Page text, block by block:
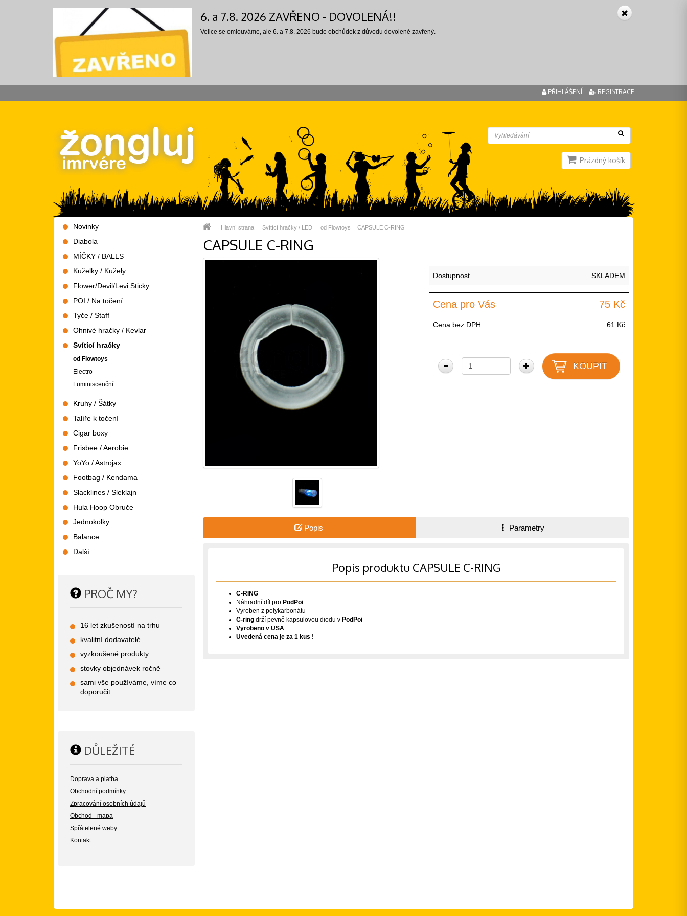
6. a 7.8. 2026 ZAVŘENO - DOVOLENÁ!!
Velice se omlouváme, ale 6. a 7.8. 2026 bude obchůdek z důvodu dovolené zavřený.
PŘIHLÁŠENÍ REGISTRACE
Prázdný košík
Hlavní strana Svítící hračky / LED od Flowtoys CAPSULE C-RING
CAPSULE C-RING
Dostupnost SKLADEM
Cena pro Vás 75 Kč
Cena bez DPH 61 Kč
Popis Parametry
Popis produktu CAPSULE C-RING
C-RING
Náhradní díl pro PodPoi
Vyroben z polykarbonátu
C-ringdrží pevně kapsulovou diodu v PodPoi
Vyrobeno v USA
Uvedená cena je za 1 kus !
Novinky
Diabola
MÍČKY / BALLS
Kuželky / Kužely
Flower/Devil/Levi Sticky
POI / Na točení
Tyče / Staff
Ohnivé hračky / Kevlar
Svítící hračky
od Flowtoys
Electro
Luminiscenční
Kruhy / Šátky
Talíře k točení
Cigar boxy
Frisbee / Aerobie
YoYo / Astrojax
Footbag / Kendama
Slacklines / Sleklajn
Hula Hoop Obruče
Jednokolky
Balance
Další
PROČ MY?
16 let zkušeností na trhu
kvalitní dodavatelé
vyzkoušené produkty
stovky objednávek ročně
sami vše používáme, víme co
doporučit
DŮLEŽITÉ
Doprava a platba
Obchodní podmínky
Zpracování osobních údajů
Obchod - mapa
Spřátelené weby
Kontakt